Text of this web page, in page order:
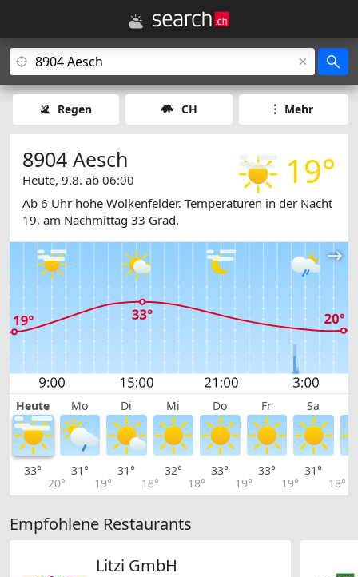
Regen CH Mehr
19°
8904 Aesch
Heute, 9.8. ab 06:00
Ab 6 Uhr hohe Wolkenfelder. Temperaturen in der Nacht
19, am Nachmittag 33 Grad.
Heute Mo Di Mi Do Fr Sa
33°
20°
31°
19°
31°
18°
32°
18°
33°
19°
33°
19°
31°
18°
Empfohlene Restaurants
Litzi GmbH